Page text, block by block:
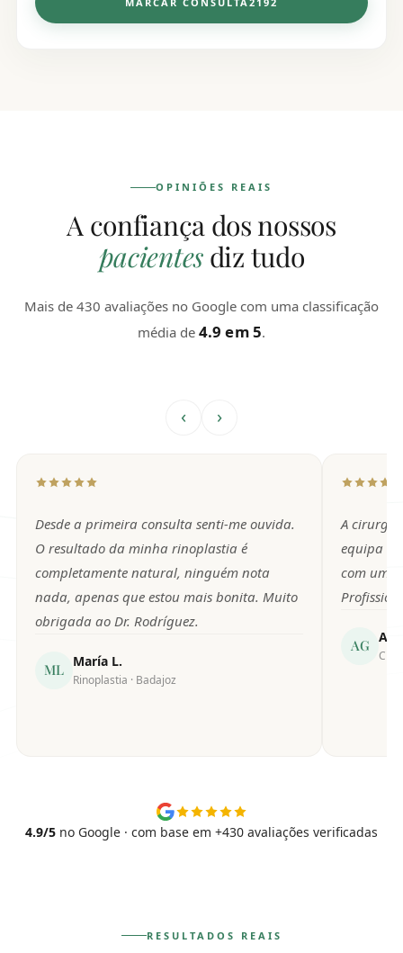
OPINIÕES REAIS
A confiança dos nossos
pacientes diz tudo
Mais de 430 avaliações no Google com uma classificação
média de 4.9 em 5.
‹ ›
Desde a primeira consulta senti-me ouvida.
O resultado da minha rinoplastia é
completamente natural, ninguém nota
nada, apenas que estou mais bonita. Muito
obrigada ao Dr. Rodríguez.
ML María L.
Rinoplastia · Badajoz
A
equipa
com um
AG
4.9/5 no Google · com base em +430 avaliações verificadas
RESULTADOS REAIS